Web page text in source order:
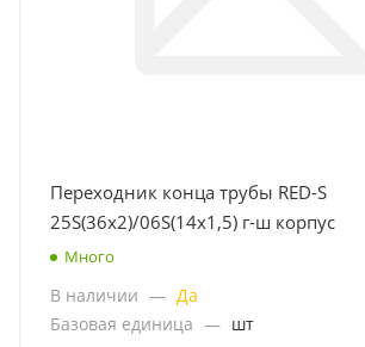
Переходник конца трубы RED-S
25S(36x2)/06S(14x1,5) г-ш корпус
Много
В наличии — Да
Базовая единица — шт